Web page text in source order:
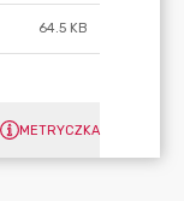
64.5 KB
METRYCZKA